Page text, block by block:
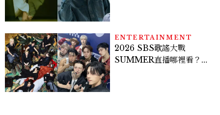
ENTERTAINMENT
2026 SBS歌謠大戰
SUMMER直播哪裡看？